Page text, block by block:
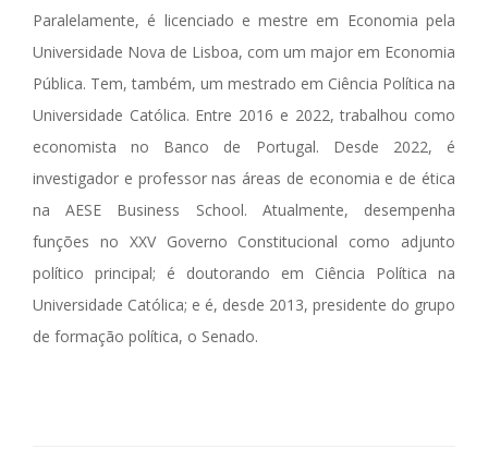
Paralelamente, é licenciado e mestre em Economia pela
Universidade Nova de Lisboa, com um major em Economia
Pública. Tem, também, um mestrado em Ciência Política na
Universidade Católica. Entre 2016 e 2022, trabalhou como
economista no Banco de Portugal. Desde 2022, é
investigador e professor nas áreas de economia e de ética
na AESE Business School. Atualmente, desempenha
funções no XXV Governo Constitucional como adjunto
político principal; é doutorando em Ciência Política na
Universidade Católica; e é, desde 2013, presidente do grupo
de formação política, o Senado.